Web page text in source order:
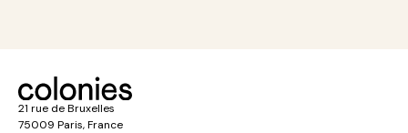
21 rue de Bruxelles
75009 Paris, France